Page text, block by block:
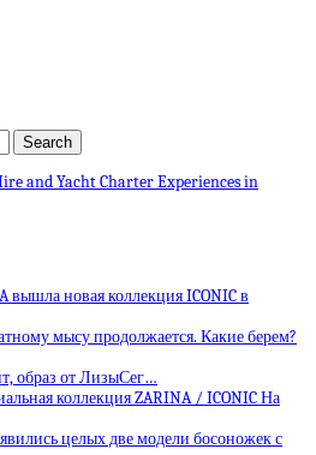
and Yacht Charter Experiences in
вышла новая коллекция ICONIC в
мысу продолжается. Какие берем?
образ от ЛизыСег…
коллекция ZARINA / ICONIC На
целых две модели босоножек с